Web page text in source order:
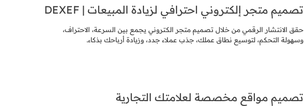
تصميم متجر إلكتروني احترافي لزيادة المبيعات | DEXEF
حقق الانتشار الرقمي من خلال تصميم متجر الكتروني يجمع بين السرعة، الاحتراف،
وسهولة التحكم، لتوسيع نطاق عملك، جذب عملاء جدد، وزيادة أرباحك بذكاء.
تصميم مواقع مخصصة لعلامتك التجارية